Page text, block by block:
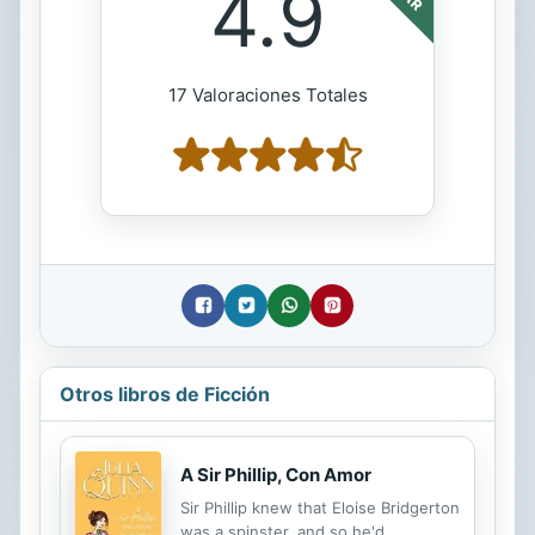
4.9
17 Valoraciones Totales
Otros libros de Ficción
A Sir Phillip, Con Amor
Sir Phillip knew that Eloise Bridgerton